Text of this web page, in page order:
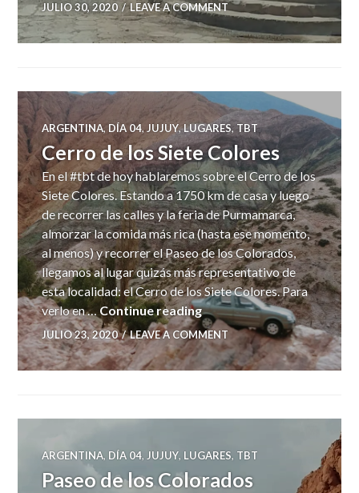
JULIO 30, 2020 LEAVE A COMMENT
ARGENTINA, DÍA 04,JUJUY,LUGARES,TBT
Cerro de los Siete Colores
En el #tbt de hoy hablaremos sobre el Cerro de los
Siete Colores. Estando a 1750 km de casa y luego
de recorrer las calles y la feria de Purmamarca,
almorzar la comida más rica (hasta ese momento,
al menos) y recorrer el Paseo de los Colorados,
llegamos al lugar quizás más representativo de
esta localidad: el Cerro de los Siete Colores. Para
verlo en … Continue readingCerro de los Siete Colores
JULIO 23, 2020 LEAVE A COMMENT
ARGENTINA, DÍA 04, JUJUY, LUGARES, TBT
Paseo de los Colorados